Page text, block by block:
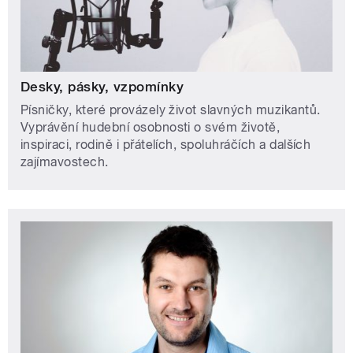
Desky, pásky, vzpomínky
Písničky, které provázely život slavných muzikantů.
Vyprávění hudební osobnosti o svém životě,
inspiraci, rodině i přátelích, spoluhráčích a dalších
zajímavostech.